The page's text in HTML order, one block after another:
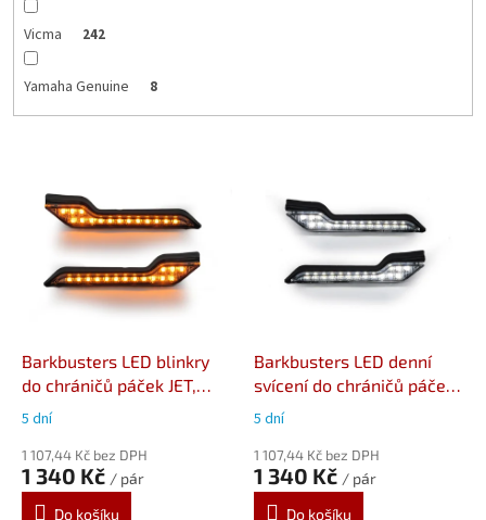
Vicma 242
Yamaha Genuine 8
Barkbusters LED blinkry
do chráničů páček JET,
VPS, STORM
5 dní
1 107,44 Kč bez DPH
1 340 Kč / pár
Do košíku
Barkbusters LED denní
svícení do chráničů páček
JET, VPS, STORM
5 dní
1 107,44 Kč bez DPH
1 340 Kč / pár
Do košíku